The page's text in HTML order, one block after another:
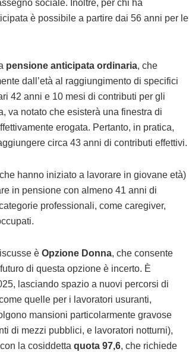
sociale. Inoltre, per chi ha
è possibile a partire dai 56 anni per le
pensione anticipata ordinaria, che
dall’età al raggiungimento di specifici
42 anni e 10 mesi di contributi per gli
va notato che esisterà una finestra di
erogata. Pertanto, in pratica,
circa 43 anni di contributi effettivi.
hanno iniziato a lavorare in giovane età)
in pensione con almeno 41 anni di
professionali, come caregiver,
è Opzione Donna, che consente
di questa opzione è incerto. È
lasciando spazio a nuovi percorsi di
quelle per i lavoratori usuranti,
mansioni particolarmente gravose
di mezzi pubblici, e lavoratori notturni),
la cosiddetta quota 97,6, che richiede